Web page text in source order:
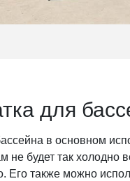
для
в основном
не будет так холодно
Его также можно